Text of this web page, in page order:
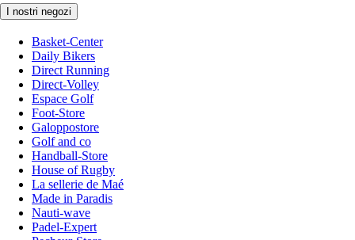
I nostri negozi
Basket-Center
Daily Bikers
Direct Running
Direct-Volley
Espace Golf
Foot-Store
Galoppostore
Golf and co
Handball-Store
House of Rugby
La sellerie de Maé
Made in Paradis
Nauti-wave
Padel-Expert